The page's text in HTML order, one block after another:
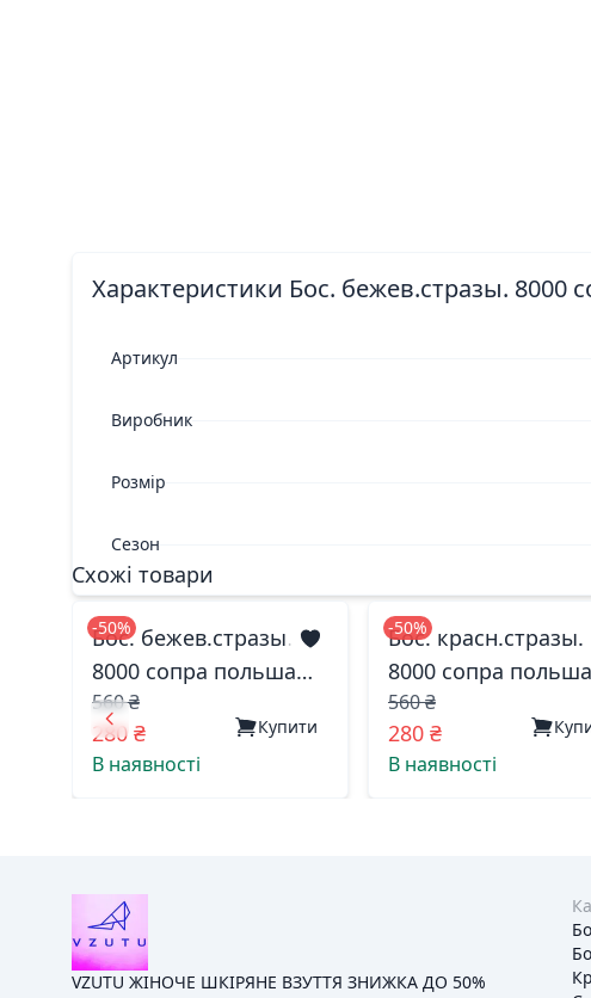
Характеристики Бос. бежев.стразы. 8000
Артикул
Виробник
Розмір
Сезон
Схожі товари
-50%
Бос. бежев.стразы.
8000 сопра польша
38(р)
560 ₴
280 ₴ Купити
В наявності
-50%
Бос. красн.стразы.
8000 сопра польша
40(р)
560 ₴
280 ₴
В наявності
VZUTU ЖІНОЧЕ ШКІРЯНЕ ВЗУТТЯ ЗНИЖКА ДО 50%